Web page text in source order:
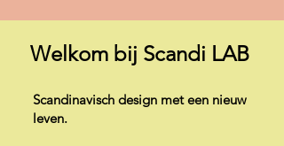
Welkom bij Scandi LAB
Scandinavisch design met een nieuw
leven.